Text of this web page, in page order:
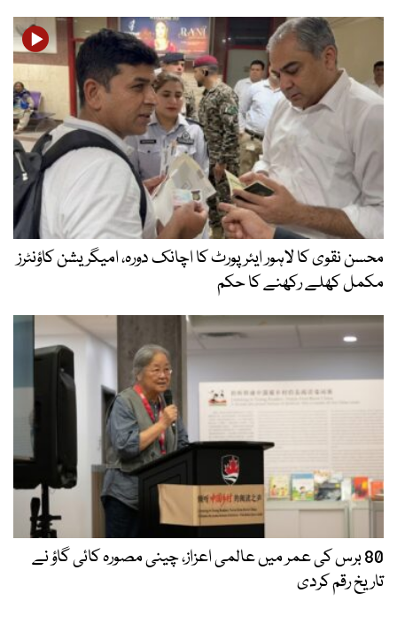
محسن نقوی کا لاہور ایئرپورٹ کا اچانک دورہ، امیگریشن کاؤنٹرز
مکمل کھلے رکھنے کا حکم
80 برس کی عمر میں عالمی اعزاز، چینی مصورہ کائی گاؤ نے
تاریخ رقم کردی